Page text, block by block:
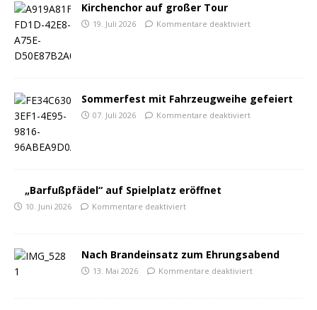
Kirchenchor auf großer Tour
19. Juli 2026 Kommentare deaktiviert
Sommerfest mit Fahrzeugweihe gefeiert
07. Juli 2026 Kommentare deaktiviert
„Barfußpfädel“ auf Spielplatz eröffnet
10. Juni 2026 Kommentare deaktiviert
Nach Brandeinsatz zum Ehrungsabend
13. Mai 2026 Kommentare deaktiviert